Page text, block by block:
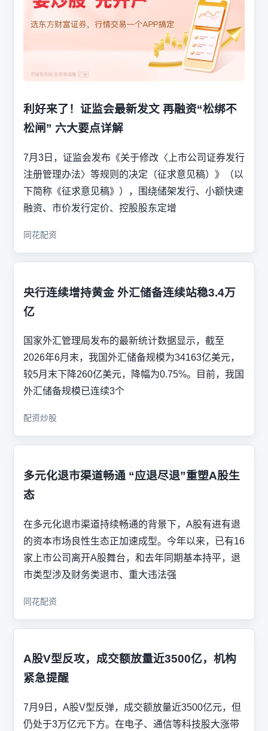
利好来了！证监会最新发文 再融资“松绑不
松闸” 六大要点详解
7月3日，证监会发布《关于修改〈上市公司证券发行
注册管理办法〉等规则的决定（征求意见稿）》（以
下简称《征求意见稿》），围绕储架发行、小额快速
融资、市价发行定价、控股股东定增
同花配资
央行连续增持黄金 外汇储备连续站稳3.4万
亿
国家外汇管理局发布的最新统计数据显示，截至
2026年6月末，我国外汇储备规模为34163亿美元，
较5月末下降260亿美元，降幅为0.75%。目前，我国
外汇储备规模已连续3个
配资炒股
多元化退市渠道畅通 “应退尽退”重塑A股生
态
在多元化退市渠道持续畅通的背景下，A股有进有退
的资本市场良性生态正加速成型。今年以来，已有16
家上市公司离开A股舞台，和去年同期基本持平，退
市类型涉及财务类退市、重大违法强
同花配资
A股V型反攻，成交额放量近3500亿，机构
紧急提醒
7月9日，A股V型反弹，成交额放量近3500亿元，但
仍处于3万亿元下方。在电子、通信等科技股大涨带